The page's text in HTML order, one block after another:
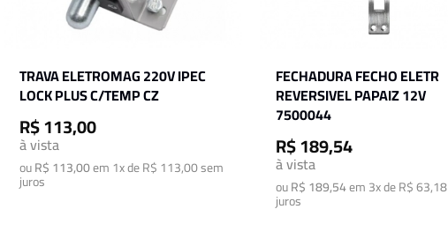
TRAVA ELETROMAG 220V IPEC
LOCK PLUS C/TEMP CZ
R$ 113,00
à vista
ouR$ 113,00em1x de R$ 113,00sem
juros
FECHADURA FECHO ELETR
REVERSIVEL PAPAIZ 12V
7500044
R$ 189,54
à vista
ouR$ 189,54em3x de R$ 63,18
juros